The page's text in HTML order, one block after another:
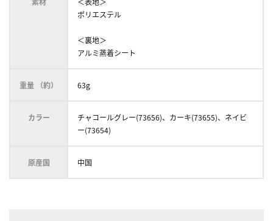
ポリエステル
＜裏地＞
アルミ蒸着シート
重量 （約） 63g
カラー
チャコールグレー(73656)、カーキ(73655)、ネイビ
ー(73654)
原産国 中国